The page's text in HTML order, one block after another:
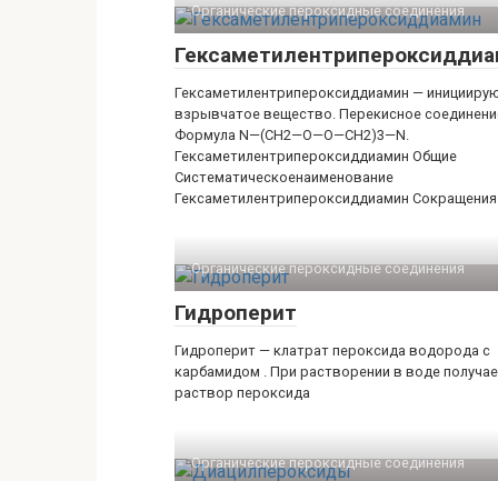
Органические пероксидные соединения‎
Гексаметилентрипероксиддиамин —
взрывчатое вещество. Перекисное
Формула N—(CH2—O—O—CH2)3—N.
Гексаметилентрипероксиддиамин Общие
Систематическоенаименование
Гексаметилентрипероксиддиамин
Органические пероксидные соединения‎
Гидроперит
Гидроперит — клатрат пероксида водорода с
карбамидом . При растворении в воде
раствор пероксида
Органические пероксидные соединения‎